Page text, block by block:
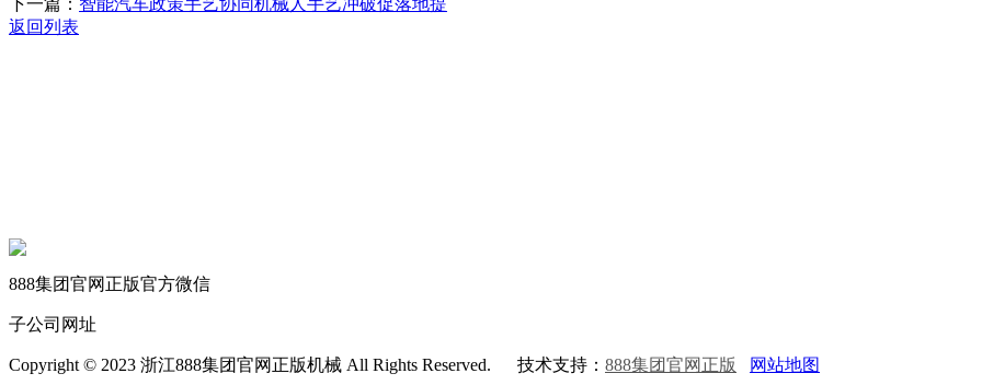
下一篇： 智能汽车政策手艺协同机械人手艺冲破促落地提
返回列表
888集团官网正版官方微信
子公司网址
Copyright © 2023 浙江888集团官网正版机械 All Rights Reserved. 技术支持： 888集团官网正版 网站地图